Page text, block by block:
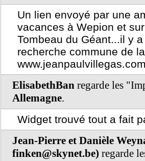
Un lien envoyé par une
vacances à Wepion et
Tombeau du Géant...il y
recherche commune de
ElisabethBan regarde les
Allemagne.
Widget trouvé tout a fait
Jean-Pierre et Danièle
finken@skynet.be) regarde